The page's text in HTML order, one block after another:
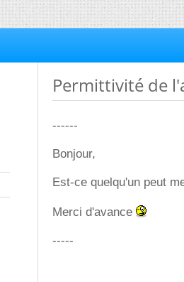
Permittivité de
------
Bonjour,
Est-ce quelqu'un peut
Merci d'avance
-----